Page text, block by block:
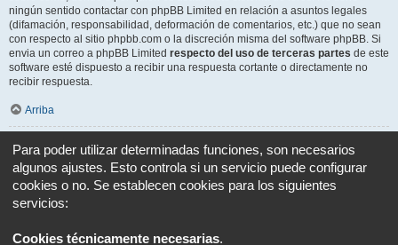
ningún sentido contactar con phpBB Limited en relación a asuntos legales
(difamación, responsabilidad, deformación de comentarios, etc.) que no sean
con respecto al sitio phpbb.com o la discreción misma del software phpBB. Si
envia un correo a phpBB Limited respecto del uso de terceras partes de este
software esté dispuesto a recibir una respuesta cortante o directamente no
recibir respuesta.
Arriba
¿Cómo puedo ponerme en contacto con un Administrador?
Todos los usuarios del foro pueden usar el formulario “Contáctenos”, si está
opción ha sido habilitada por el Administrador del foro.
Los miembros del foro también pueden usar el enlace “El equipo”.
Para poder utilizar determinadas funciones, son necesarios
algunos ajustes. Esto controla si un servicio puede configurar
cookies o no. Se establecen cookies para los siguientes
servicios:
Cookies técnicamente necesarias.